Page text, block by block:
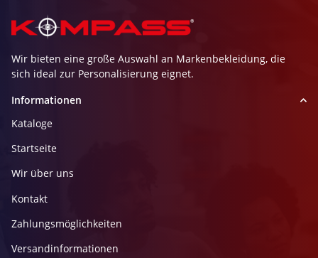
Wir bieten eine große Auswahl an Markenbekleidung, die
sich ideal zur Personalisierung eignet.
Informationen
Kataloge
Startseite
Wir über uns
Kontakt
Zahlungsmöglichkeiten
Versandinformationen